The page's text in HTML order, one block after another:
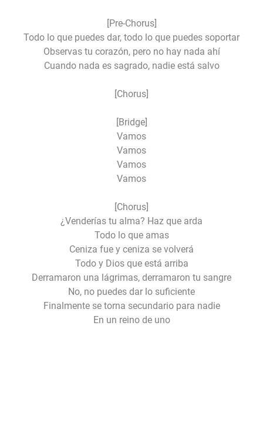
[Pre-Chorus]
Todo lo que puedes dar, todo lo que puedes soportar
Observas tu corazón, pero no hay nada ahí
Cuando nada es sagrado, nadie está salvo
[Chorus]
[Bridge]
Vamos
Vamos
Vamos
Vamos
[Chorus]
¿Venderías tu alma? Haz que arda
Todo lo que amas
Ceniza fue y ceniza se volverá
Todo y Dios que está arriba
Derramaron una lágrimas, derramaron tu sangre
No, no puedes dar lo suficiente
Finalmente se torna secundario para nadie
En un reino de uno